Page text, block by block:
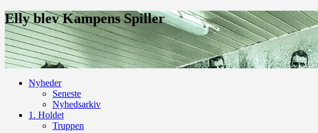
Elly blev Kampens Spiller
Nyheder
Seneste
Nyhedsarkiv
1. Holdet
Truppen